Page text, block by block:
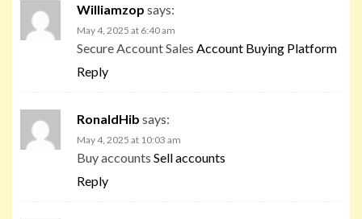
Williamzop says:
May 4, 2025 at 6:40 am
Secure Account Sales Account Buying Platform
Reply
RonaldHib says:
May 4, 2025 at 10:03 am
Buy accounts Sell accounts
Reply